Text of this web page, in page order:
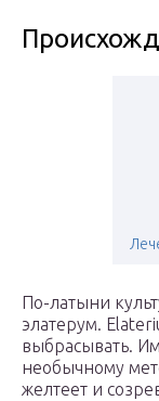
По-латыни
элатерум.
выбрасывать.
необычному
желтеет и